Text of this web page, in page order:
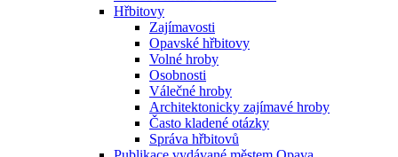
Hřbitovy
Zajímavosti
Opavské hřbitovy
Volné hroby
Osobnosti
Válečné hroby
Architektonicky zajímavé hroby
Často kladené otázky
Správa hřbitovů